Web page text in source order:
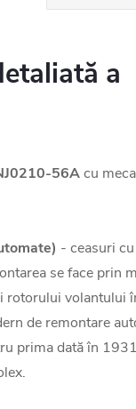
a
56Acu
- ceasuri
se face prin
rotorului volantului
de remontare
prima dată în